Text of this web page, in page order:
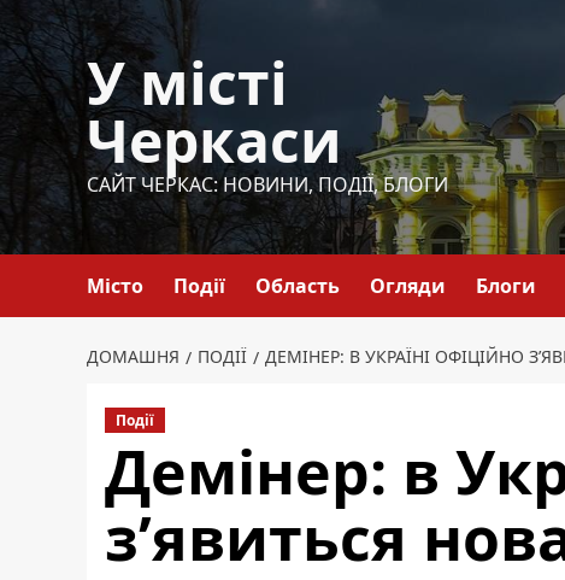
Перейти
до
вмісту
У місті
Черкаси
САЙТ ЧЕРКАС: НОВИНИ, ПОДІЇ, БЛОГИ
Місто Події Область Огляди Блоги
ДОМАШНЯ ПОДІЇ ДЕМІНЕР: В УКРАЇНІ ОФІЦІЙНО
Події
Демінер: в
з’явиться